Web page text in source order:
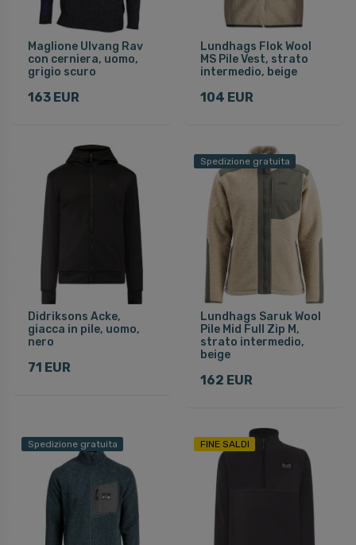
Maglione Ulvang Rav
con cerniera, uomo,
grigio scuro
163 EUR
Lundhags Flok Wool
MS Pile Vest, strato
intermedio, beige
104 EUR
Didriksons Acke,
giacca in pile, uomo,
nero
71 EUR
Spedizione gratuita
Lundhags Saruk Wool
Pile Mid Full Zip M,
strato intermedio,
beige
162 EUR
Spedizione gratuita FINE SALDI